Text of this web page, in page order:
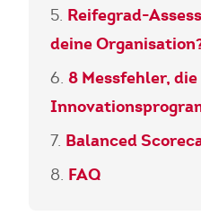
Reifegrad-
deine
8 Messfehler, die
Balanced
FAQ